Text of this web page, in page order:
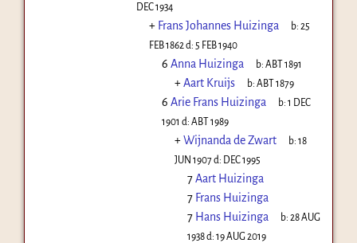
DEC 1934
+ Frans Johannes Huizinga b:25
FEB 1862 d: 5 FEB 1940
6 Anna Huizinga b:ABT 1891
+Aart Kruijs b:ABT 1879
6 Arie Frans Huizinga b:1 DEC
1901 d: ABT 1989
+Wijnanda de Zwart b:18
JUN 1907d: DEC 1995
7Aart Huizinga
7 Frans Huizinga
7 Hans Huizinga b:28 AUG
1938d: 19 AUG 2019